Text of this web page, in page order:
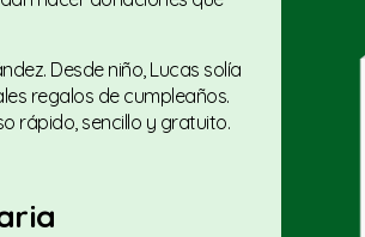
Desde niño, Lucas solía
regalos de cumpleaños.
rápido, sencillo y gratuito.